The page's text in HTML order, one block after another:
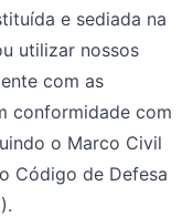
e sediada na
utilizar nossos
com as
conformidade com
o Marco Civil
Código de Defesa